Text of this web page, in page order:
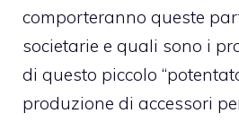
comporteranno queste
societarie e quali sono i
di questo piccolo
produzione di accessori